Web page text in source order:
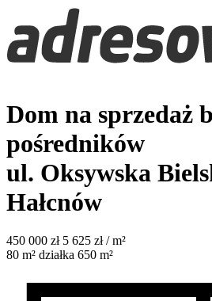
Dom na sprzedaż
pośredników
ul. Oksywska
Hałcnów
450 000 zł 5 625 zł / m²
80 m² działka 650 m²